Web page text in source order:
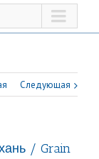
Следующая
/ Grain